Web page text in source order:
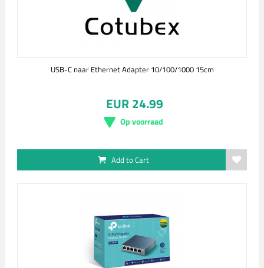
USB-C naar Ethernet Adapter 10/100/1000 15cm
EUR 24.99
Op voorraad
Add to Cart